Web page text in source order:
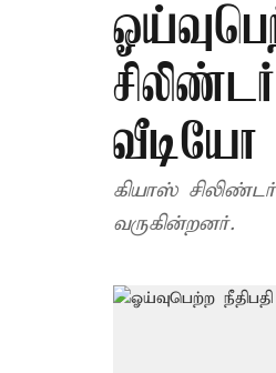
வீடியோ
கியாஸ்
வருகின்றனர்.